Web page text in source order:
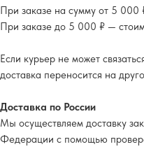
При заказе на сумму от 5 000
При заказе до 5 000 ₽ —
Если курьер не может
доставка переносится на
Доставка по России
Мы осуществляем доставку
Федерации с помощью